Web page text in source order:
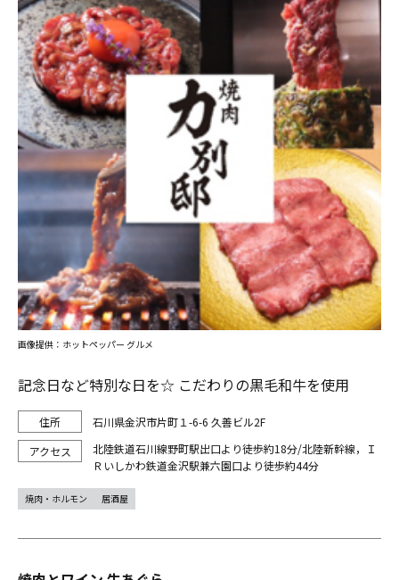
記念日など特別な日を☆ こだわりの黒毛和牛を使用
石川県金沢市片町１-6-6 久善ビル2F
北陸鉄道石川線野町駅出口より徒歩約18分/北陸新幹線，Ｉ
Ｒいしかわ鉄道金沢駅兼六園口より徒歩約44分
画像提供：ホットペッパー グルメ
焼肉・ホルモン 居酒屋